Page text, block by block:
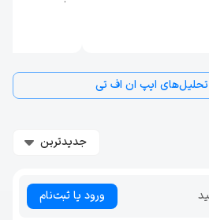
ایپ ان اف تی
جدیدترین
ورود یا ثبت‌نام